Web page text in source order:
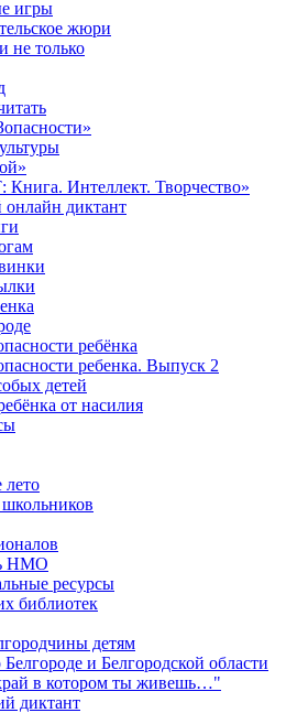
игры
жюри
не только
Интеллект. Творчество»
диктант
ребёнка
ребенка. Выпуск 2
детей
от насилия
лето
школьников
НМО
ресурсы
библиотек
детям
и Белгородской области
в котором ты живешь…"
диктант